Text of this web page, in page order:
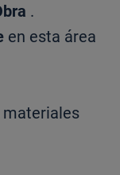
.
en esta área
materiales